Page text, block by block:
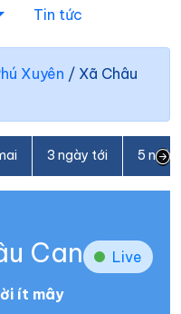
Tin tức
Xuyên / Xã Châu
3 ngày tới 5
Can Live
ít mây